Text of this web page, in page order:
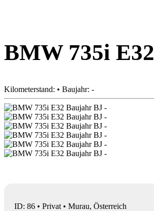
BMW 735i E32
Kilometerstand: • Baujahr: -
ID: 86 • Privat • Murau, Österreich